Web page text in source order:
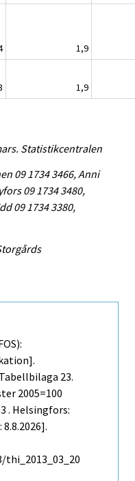
1,9
1,9
Statistikcentralen
09 1734 3466, Anni
09 1734 3480,
09 1734 3380,
23.
2005=100
. Helsingfors: